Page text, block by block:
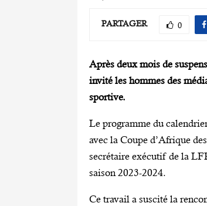
PARTAGER 0
Après deux mois de
invité les hommes des
sportive.
Le programme du
avec la Coupe d’Afrique
secrétaire exécutif de la
saison 2023-2024.
Ce travail a suscité la